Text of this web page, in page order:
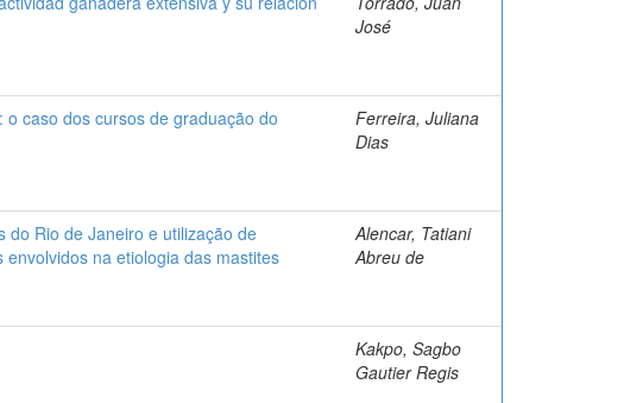
José
caso dos cursos de graduação do
Ferreira, Juliana
Dias
do Rio de Janeiro e utilização de
na etiologia das mastites
Alencar, Tatiani
Abreu de
Kakpo, Sagbo
Gautier Regis